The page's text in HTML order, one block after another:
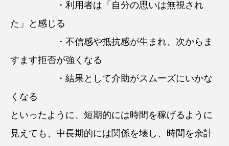
・利用者は「自分の思いは無視され
た」と感じる
・不信感や抵抗感が生まれ、次からま
すます拒否が強くなる
・結果として介助がスムーズにいかな
くなる
といったように、短期的には時間を稼げるように
見えても、中長期的には関係を壊し、時間を余計